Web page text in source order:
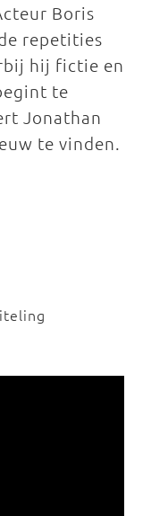
Boris
repetities
hij fictie en
te
Jonathan
te vinden.